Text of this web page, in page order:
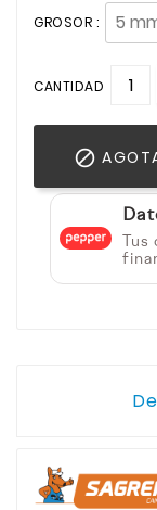
GROSOR :
CANTIDAD
